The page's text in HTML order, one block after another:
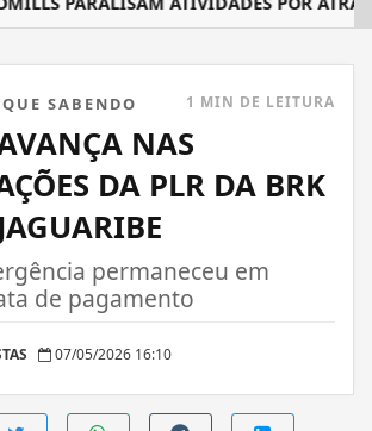
SABENDO 1 MIN DE LEITURA
NAS
DA PLR DA BRK
permaneceu em
de pagamento
07/05/2026 16:10